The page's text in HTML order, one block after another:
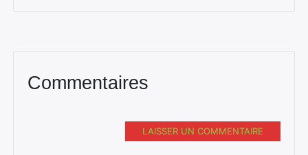
Commentaires
LAISSER UN COMMENTAIRE